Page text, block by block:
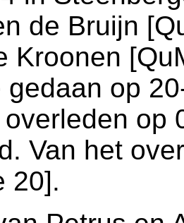
de Bruijn
Kroonen
gedaan op
op
Van het
20].